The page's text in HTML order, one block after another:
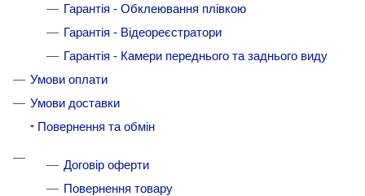
Гарантія - Обклеювання плівкою
Гарантія - Відеореєстратори
Гарантія - Камери переднього та заднього виду
Умови оплати
Умови доставки
Повернення та обмін
Договір оферти
Повернення товару